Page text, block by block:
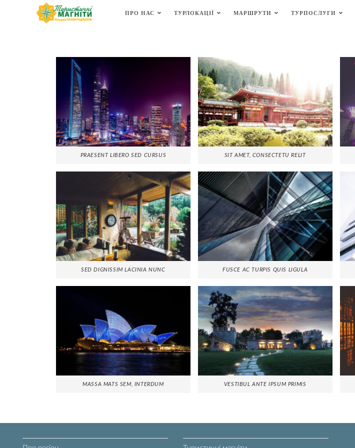
ПРО НАС ТУРЛОКАЦІЇ МАРШРУТИ ТУРПОСЛУГИ
PRAESENT LIBERO SED CURSUS SIT AMET, CONSECTETU RELIT
SED DIGNISSIM LACINIA NUNC FUSCE AC TURPIS QUIS LIGULA
MASSA MATS SEM, INTERDUM VESTIBUL ANTE IPSUM PRIMIS